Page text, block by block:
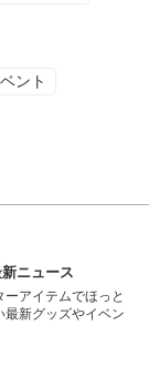
ント
ニュース
アイテムでほっと
最新グッズやイベン